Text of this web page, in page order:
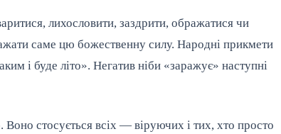
лихословити, заздрити, ображатися чи
саме цю божественну силу. Народні прикмети
і буде літо». Негатив ніби «заражує» наступні
стосується всіх — віруючих і тих, хто просто